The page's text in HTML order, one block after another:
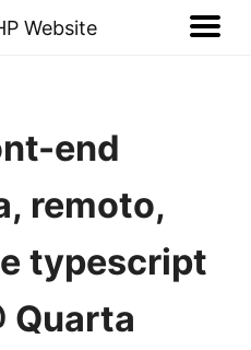
Website
end
remoto,
typescript
Quarta